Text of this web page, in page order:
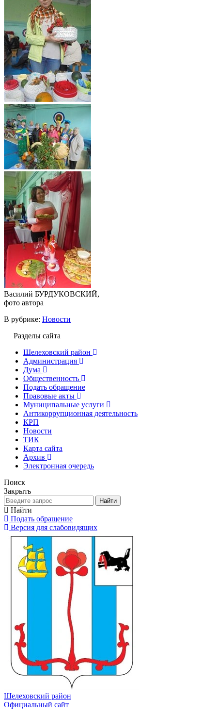
Василий БУРДУКОВСКИЙ,
фото автора
В рубрике: Новости
Разделы сайта
Шелеховский район
Администрация
Дума
Общественность
Подать обращение
Правовые акты
Муниципальные услуги
Антикоррупционная деятельность
КРП
Новости
ТИК
Карта сайта
Архив
Электронная очередь
Поиск
Закрыть
Найти
Найти
Подать обращение
Версия для слабовидящих
Шелеховский район
Официальный сайт